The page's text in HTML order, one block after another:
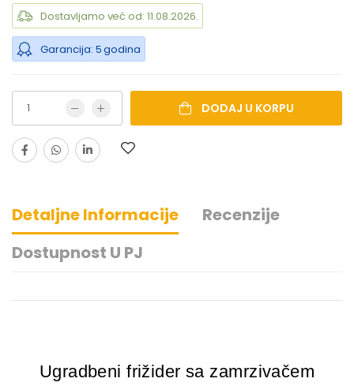
Dostavljamo već od: 11.08.2026.
Garancija: 5 godina
DODAJ U KORPU
Detaljne Informacije
Recenzije
Dostupnost U PJ
Ugradbeni frižider sa zamrzivačem